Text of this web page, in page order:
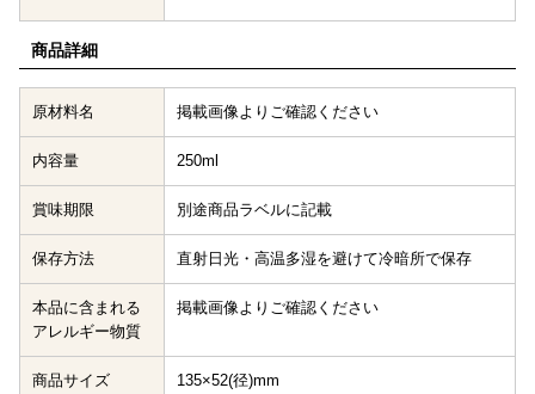
商品詳細
原材料名 掲載画像よりご確認ください
内容量 250ml
賞味期限 別途商品ラベルに記載
保存方法 直射日光・高温多湿を避けて冷暗所で保存
本品に含まれる
アレルギー物質
掲載画像よりご確認ください
商品サイズ 135×52(径)mm